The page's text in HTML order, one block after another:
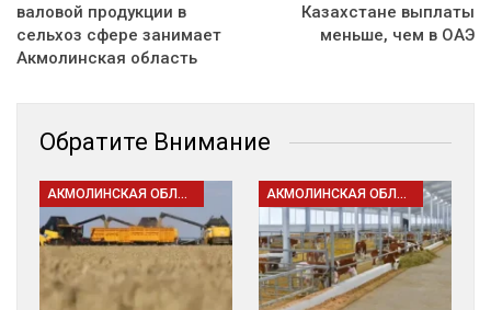
валовой продукции в
сельхоз сфере занимает
Акмолинская область
Казахстане выплаты
меньше, чем в ОАЭ
Обратите Внимание
АКМОЛИНСКАЯ ОБЛАСТЬ АКМОЛИНСКАЯ ОБЛАСТЬ